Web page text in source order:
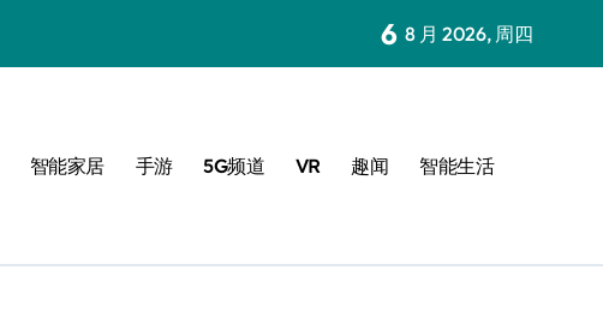
6 8 月 2026, 周四
智能家居 手游 5G频道 VR 趣闻 智能生活